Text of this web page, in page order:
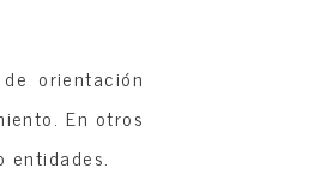
orientación
En otros
entidades.